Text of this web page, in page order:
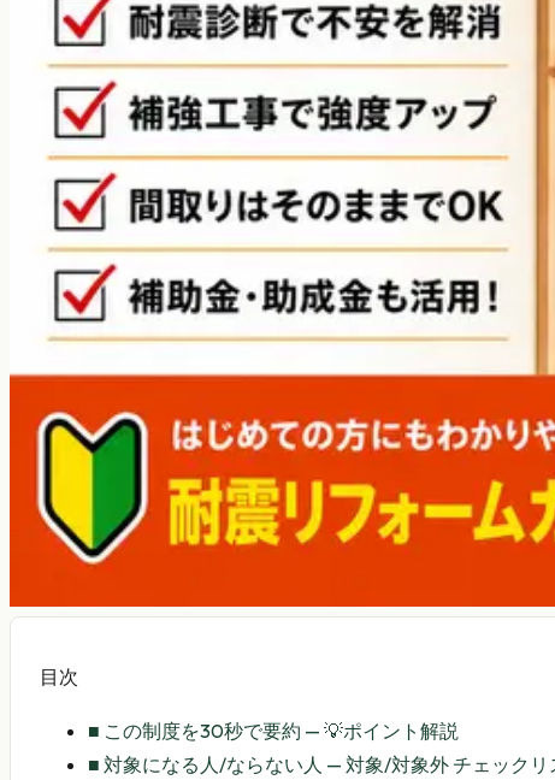
目次
■ この制度を30秒で要約 — 💡ポイント解説
■ 対象になる人/ならない人 — 対象/対象外 チェックリ